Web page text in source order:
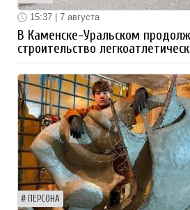
15:37 | 7 августа
В Каменске-Уральском
строительство
ПЕРСОНА